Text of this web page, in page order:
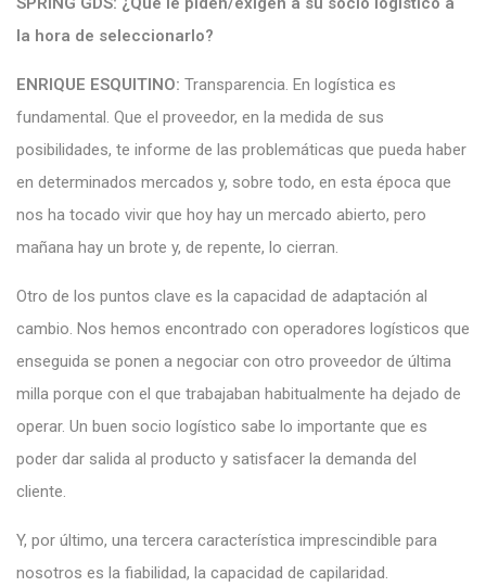
la hora de seleccionarlo?
ENRIQUE ESQUITINO: Transparencia. En logística es
fundamental. Que el proveedor, en la medida de sus
posibilidades, te informe de las problemáticas que pueda haber
en determinados mercados y, sobre todo, en esta época que
nos ha tocado vivir que hoy hay un mercado abierto, pero
mañana hay un brote y, de repente, lo cierran.
Otro de los puntos clave es la capacidad de adaptación al
cambio. Nos hemos encontrado con operadores logísticos que
enseguida se ponen a negociar con otro proveedor de última
milla porque con el que trabajaban habitualmente ha dejado de
operar. Un buen socio logístico sabe lo importante que es
poder dar salida al producto y satisfacer la demanda del
cliente.
Y, por último, una tercera característica imprescindible para
nosotros es la fiabilidad, la capacidad de capilaridad.